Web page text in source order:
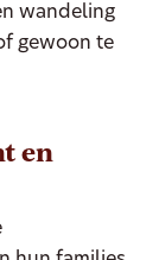
wandeling
gewoon te
en